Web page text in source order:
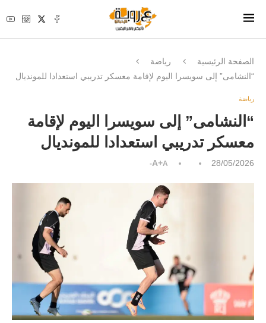
الصفحة الرئيسية
رياضة
“النشامى” إلى سويسرا اليوم لإقامة معسكر تدريبي استعدادا للمونديال
رياضة
“النشامى” إلى سويسرا اليوم لإقامة
معسكر تدريبي استعدادا للمونديال
28/05/2026
A+A-